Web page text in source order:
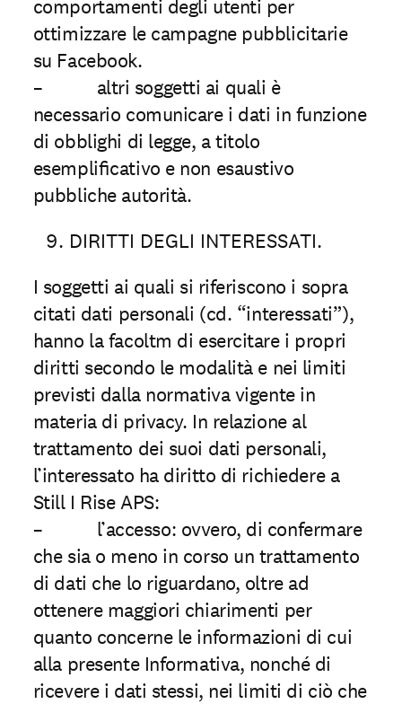
comportamenti degli utenti per
ottimizzare le campagne pubblicitarie
su Facebook.
– altri soggetti ai quali è
necessario comunicare i dati in funzione
di obblighi di legge, a titolo
esempliﬁcativo e non esaustivo
pubbliche autorità.
DIRITTI DEGLI INTERESSATI.
I soggetti ai quali si riferiscono i sopra
citati dati personali (cd. “interessati”),
hanno la facoltm di esercitare i propri
diritti secondo le modalità e nei limiti
previsti dalla normativa vigente in
materia di privacy. In relazione al
trattamento dei suoi dati personali,
l’interessato ha diritto di richiedere a
Still I Rise APS:
– l’accesso: ovvero, di confermare
che sia o meno in corso un trattamento
di dati che lo riguardano, oltre ad
ottenere maggiori chiarimenti per
quanto concerne le informazioni di cui
alla presente Informativa, nonché di
ricevere i dati stessi, nei limiti di ciò che